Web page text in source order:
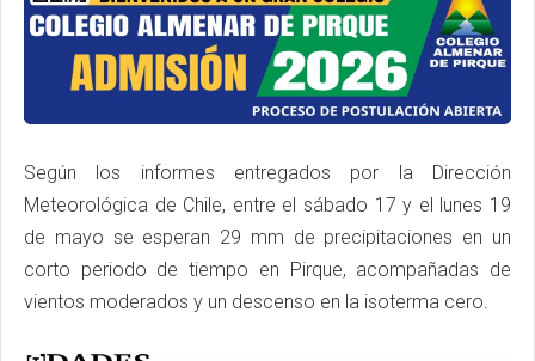
Según los informes entregados por la Dirección
Meteorológica de Chile, entre el sábado 17 y el lunes 19
de mayo se esperan 29 mm de precipitaciones en un
corto periodo de tiempo en Pirque, acompañadas de
vientos moderados y un descenso en la isoterma cero.